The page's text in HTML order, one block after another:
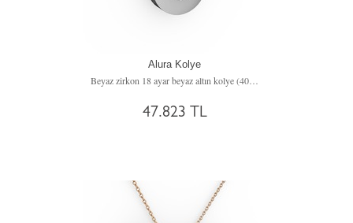
Alura Kolye
Beyaz zirkon 18 ayar beyaz altın kolye (40 cm altın rolo zincir)
47.823 TL